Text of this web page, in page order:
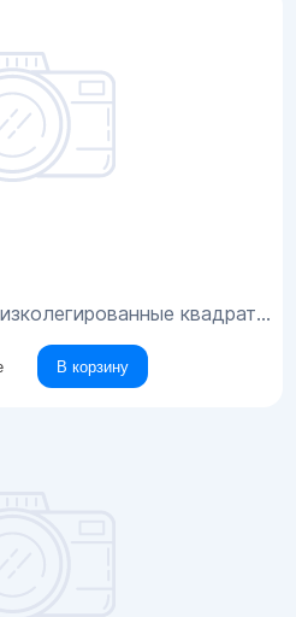
квадратные трубы 200x6
В корзину